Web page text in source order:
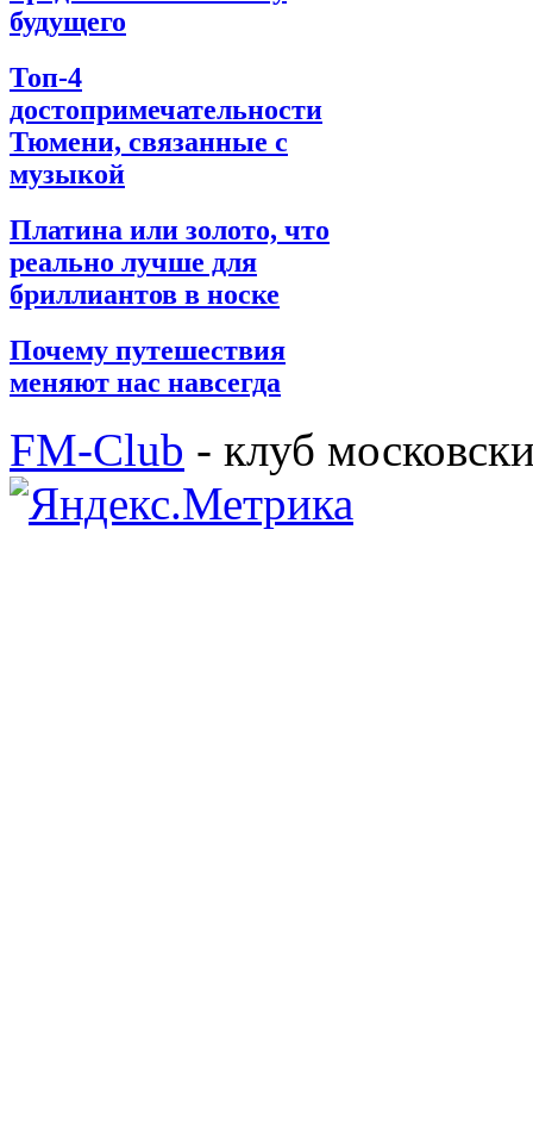
будущего
Топ-4
достопримечательности
Тюмени, связанные с
музыкой
Платина или золото, что
реально лучше для
бриллиантов в носке
Почему путешествия
меняют нас навсегда
FM-Club - клуб